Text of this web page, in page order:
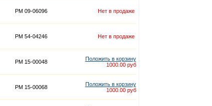
PM 09-06096 Нет в продаже
PM 54-04246 Нет в продаже
PM 15-00048
Положить в корзину
1000.00 руб
PM 15-00068
Положить в корзину
1000.00 руб